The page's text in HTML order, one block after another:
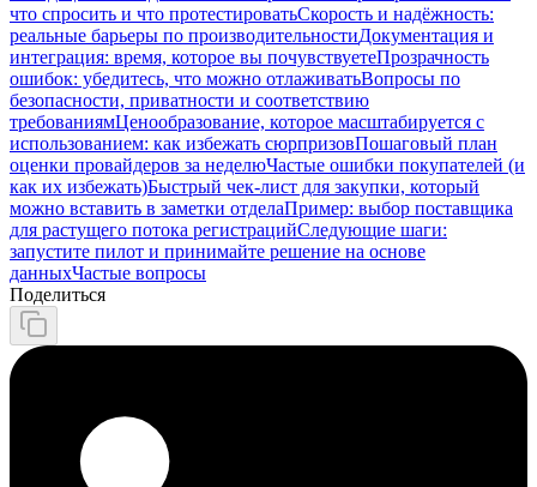
что спросить и что протестироватьСкорость и надёжность:
реальные барьеры по производительностиДокументация и
интеграция: время, которое вы почувствуетеПрозрачность
ошибок: убедитесь, что можно отлаживатьВопросы по
безопасности, приватности и соответствию
требованиямЦенообразование, которое масштабируется с
использованием: как избежать сюрпризовПошаговый план
оценки провайдеров за неделюЧастые ошибки покупателей (и
как их избежать)Быстрый чек‑лист для закупки, который
можно вставить в заметки отделаПример: выбор поставщика
для растущего потока регистрацийСледующие шаги:
запустите пилот и принимайте решение на основе
данныхЧастые вопросы
Поделиться